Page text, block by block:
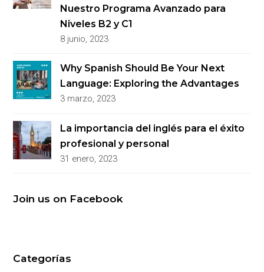
Nuestro Programa Avanzado para
Niveles B2 y C1
8 junio, 2023
Why Spanish Should Be Your Next
Language: Exploring the Advantages
3 marzo, 2023
La importancia del inglés para el éxito
profesional y personal
31 enero, 2023
Join us on Facebook
Categorías